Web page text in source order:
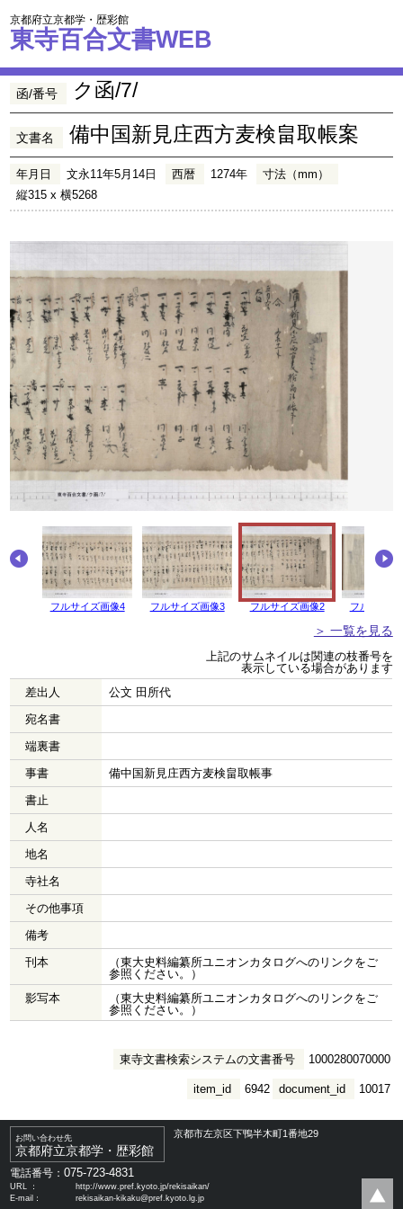
京都府立京都学・歴彩館
東寺百合文書WEB
函/番号 ク函/7/
文書名 備中国新見庄西方麦検畠取帳案
年月日 文永11年5月14日 西暦 1274年
寸法（mm）
縦315 x 横5268
フルサイズ画像4 フルサイズ画像3 フルサイズ画像2 フルサイズ
＞ 一覧を見る
上記のサムネイルは関連の枝番号を
表示している場合があります
差出人
公文 田所代
宛名書
端裏書
事書
備中国新見庄西方麦検畠取帳事
書止
人名
地名
寺社名
その他事項
備考
刊本
（東大史料編纂所ユニオンカタログへのリンクをご
参照ください。）
影写本
（東大史料編纂所ユニオンカタログへのリンクをご
参照ください。）
東寺文書検索システムの文書番号 1000280070000
document_id 10017
item_id 6942
お問い合わせ先
京都府立京都学・歴彩館
京都市左京区下鴨半木町1番地29
電話番号：075-723-4831
URL ：
http://www.pref.kyoto.jp/rekisaikan/
E-mail：
rekisaikan-kikaku@pref.kyoto.lg.jp